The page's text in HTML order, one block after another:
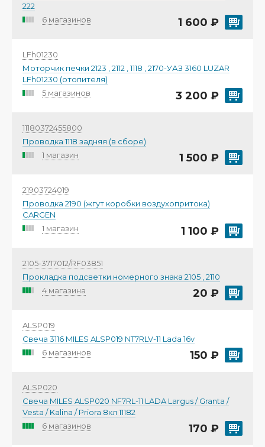
222
6 магазинов
1 600 ₽
LFh01230
Моторчик печки 2123 , 2112 , 1118 , 2170-УАЗ 3160 LUZAR
LFh01230 (отопителя)
5 магазинов
3 200 ₽
11180372455800
Проводка 1118 задняя (в сборе)
1 магазин
1 500 ₽
21903724019
Проводка 2190 (жгут коробки воздухопритока)
CARGEN
1 магазин
1 100 ₽
2105-3717012/RF03851
Прокладка подсветки номерного знака 2105 , 2110
4 магазина
20 ₽
ALSP019
Свеча 3116 MILES ALSP019 NT7RLV-11 Lada 16v
6 магазинов
150 ₽
ALSP020
Свеча MILES ALSP020 NF7RL-11 LADA Largus / Granta /
Vesta / Kalina / Priora 8кл 11182
6 магазинов
170 ₽